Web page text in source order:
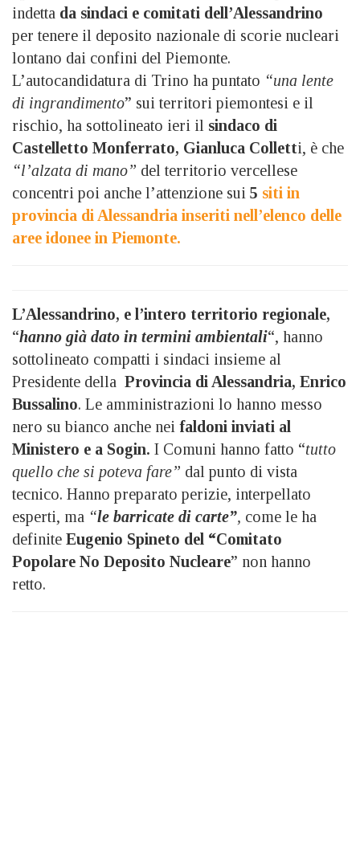
indetta da sindaci e comitati dell’Alessandrino
per tenere il deposito nazionale di scorie nucleari
lontano dai confini del Piemonte.
L’autocandidatura di Trino ha puntato “una lente
di ingrandimento” sui territori piemontesi e il
rischio, ha sottolineato ieri il sindaco di
Castelletto Monferrato, Gianluca Colletti, è che
“l’alzata di mano” del territorio vercellese
concentri poi anche l’attenzione sui 5 siti in
provincia di Alessandria inseriti nell’elenco delle
aree idonee in Piemonte.
L’Alessandrino, e l’intero territorio regionale,
“hanno già dato in termini ambientali“, hanno
sottolineato compatti i sindaci insieme al
Presidente della Provincia di Alessandria, Enrico
Bussalino. Le amministrazioni lo hanno messo
nero su bianco anche nei faldoni inviati al
Ministero e a Sogin. I Comuni hanno fatto “tutto
quello che si poteva fare” dal punto di vista
tecnico. Hanno preparato perizie, interpellato
esperti, ma “le barricate di carte”, come le ha
definite Eugenio Spineto del “Comitato
Popolare No Deposito Nucleare” non hanno
retto.